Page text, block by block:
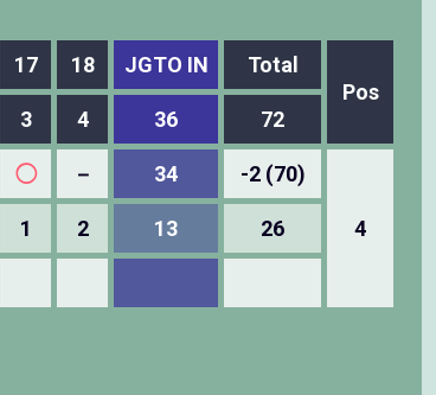
17 18 JGTO IN
Total
Pos
3 4 36 72
◯ － 34 -2 (70)
4
1 2 13 26